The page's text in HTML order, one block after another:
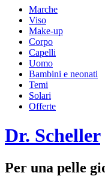
Marche
Viso
Make-up
Corpo
Capelli
Uomo
Bambini e neonati
Temi
Solari
Offerte
Dr. Scheller
Per una pelle